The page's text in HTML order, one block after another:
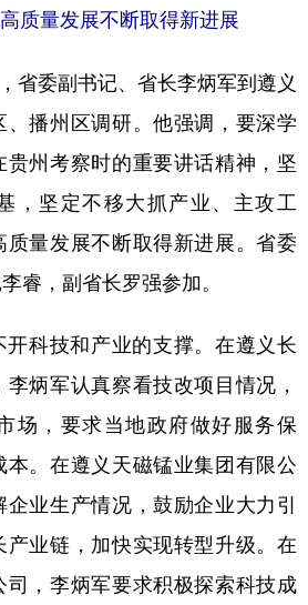
南
南 湖北 湖南
州 云南 西藏
青海 宁夏
古 黑龙江
质量发展不断取得新进展
委副书记、省长李炳军到遵义
播州区调研。他强调，要深学
州考察时的重要讲话精神，坚
，坚定不移大抓产业、主攻工
量发展不断取得新进展。省委
睿，副省长罗强参加。
科技和产业的支撑。在遵义长
炳军认真察看技改项目情况，
场，要求当地政府做好服务保
。在遵义天磁锰业集团有限公
业生产情况，鼓励企业大力引
业链，加快实现转型升级。在
，李炳军要求积极探索科技成